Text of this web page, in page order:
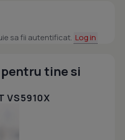
sa fii autentificat. Log in
tine si
VS5910X